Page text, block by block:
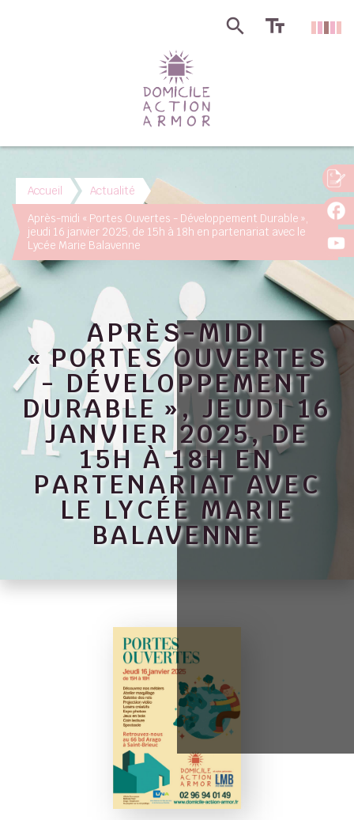
Accueil Actualité
Après-midi « Portes Ouvertes - Développement Durable »,
jeudi 16 janvier 2025, de 15h à 18h en partenariat avec le
Lycée Marie Balavenne
APRÈS-MIDI
« PORTES OUVERTES
- DÉVELOPPEMENT
DURABLE », JEUDI 16
JANVIER 2025, DE
15H À 18H EN
PARTENARIAT AVEC
LE LYCÉE MARIE
BALAVENNE